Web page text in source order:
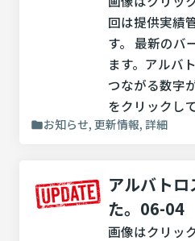
回は提供実績
す。 最新のバ
ます。アルバ
つながる数字
をクリックし
お知らせ, 更新情報, 詳細
アルバト
た。06-04
画像はクリッ